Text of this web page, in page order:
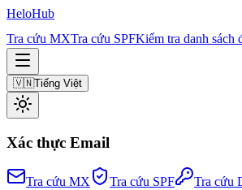
HeloHub
Tra cứu MXTra cứu SPFKiểm tra danh sách
🇻🇳Tiếng Việt
Xác thực Email
Tra cứu MX Tra cứu SPF Tra cứu